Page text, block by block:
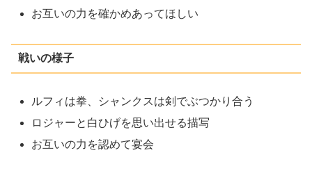
お互いの力を確かめあってほしい
戦いの様子
ルフィは拳、シャンクスは剣でぶつかり合う
ロジャーと白ひげを思い出せる描写
お互いの力を認めて宴会